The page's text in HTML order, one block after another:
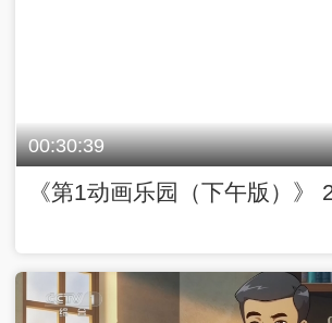
00:30:39
《第1动画乐园（下午版）》